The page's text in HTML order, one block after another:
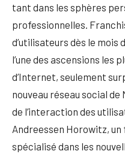
tant dans les sphères
professionnelles.
d’utilisateurs dès le mois
l’une des ascensions les
d’Internet, seulement
nouveau réseau social
de l’interaction des
Andreessen Horowitz, un
spécialisé dans les